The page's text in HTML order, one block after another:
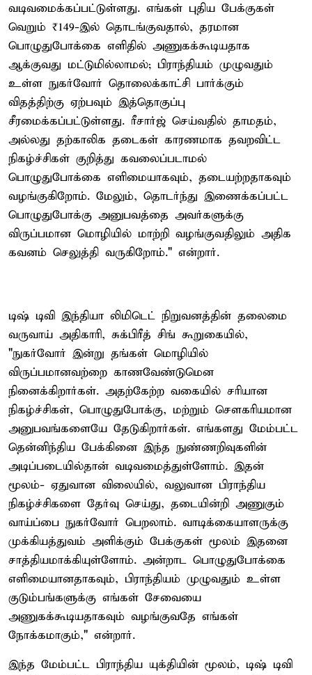
வடிவமைக்கப்பட்டுள்ளது. எங்கள் புதிய பேக்குகள்
வெறும் ₹149-இல் தொடங்குவதால், தரமான
பொழுதுபோக்கை எளிதில் அணுகக்கூடியதாக
ஆக்குவது மட்டுமில்லாமல்; பிராந்தியம் முழுவதும்
உள்ள நுகர்வோர் தொலைக்காட்சி பார்க்கும்
விதத்திற்கு ஏற்பவும் இத்தொகுப்பு
சீரமைக்கப்பட்டுள்ளது. ரீசார்ஜ் செய்வதில் தாமதம்,
அல்லது தற்காலிக தடைகள் காரணமாக தவறவிட்ட
நிகழ்ச்சிகள் குறித்து கவலைப்படாமல்
பொழுதுபோக்கை எளிமையாகவும், தடையற்றதாகவும்
வழங்குகிறோம். மேலும், தொடர்ந்து இணைக்கப்பட்ட
பொழுதுபோக்கு அனுபவத்தை அவர்களுக்கு
விருப்பமான மொழியில் மாற்றி வழங்குவதிலும் அதிக
கவனம் செலுத்தி வருகிறோம்." என்றார்.
டிஷ் டிவி இந்தியா லிமிடெட் நிறுவனத்தின் தலைமை
வருவாய் அதிகாரி, சுக்பிரீத் சிங் கூறுகையில்,
"நுகர்வோர் இன்று தங்கள் மொழியில்
விருப்பமானவற்றை காணவேண்டுமென
நினைக்கிறார்கள். அதற்கேற்ற வகையில் சரியான
நிகழ்ச்சிகள், பொழுதுபோக்கு, மற்றும் சௌகரியமான
அனுபவங்களையே தேடுகிறார்கள். எங்களது மேம்பட்ட
தென்னிந்திய பேக்கினை இந்த நுண்ணறிவுகளின்
அடிப்படையில்தான் வடிவமைத்துள்ளோம். இதன்
மூலம்- ஏதுவான விலையில், வலுவான பிராந்திய
நிகழ்ச்சிகளை தேர்வு செய்து, தடையின்றி அணுகும்
வாய்ப்பை நுகர்வோர் பெறலாம். வாடிக்கையாளருக்கு
முக்கியத்துவம் அளிக்கும் பேக்குகள் மூலம் இதனை
சாத்தியமாக்கியுள்ளோம். அன்றாட பொழுதுபோக்கை
எளிமையானதாகவும், பிராந்தியம் முழுவதும் உள்ள
குடும்பங்களுக்கு எங்கள் சேவையை
அணுகக்கூடியதாகவும் வழங்குவதே எங்கள்
நோக்கமாகும்," என்றார்.
இந்த மேம்பட்ட பிராந்திய யுக்தியின் மூலம், டிஷ் டிவி